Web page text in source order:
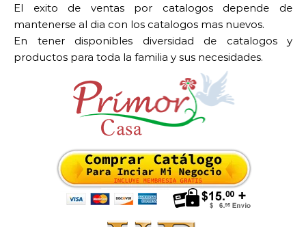
El exito de ventas por catalogos depende de
mantenerse al dia con los catalogos mas nuevos.
En tener disponibles diversidad de catalogos y
productos para toda la familia y sus necesidades.